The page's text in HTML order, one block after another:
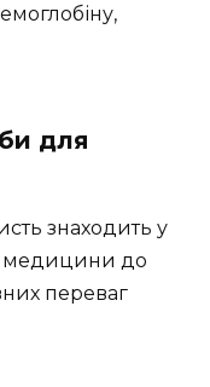
для
знаходить у
медицини до
переваг